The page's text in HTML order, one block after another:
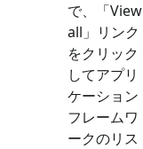
で、「View
all」リンク
をクリック
してアプリ
ケーション
フレームワ
ークのリス